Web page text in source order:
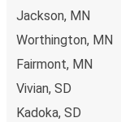
Jackson, MN
Worthington, MN
Fairmont, MN
Vivian, SD
Kadoka, SD